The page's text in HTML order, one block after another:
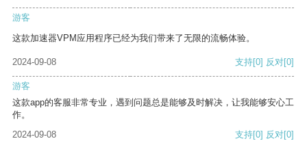
游客
这款加速器VPM应用程序已经为我们带来了无限的流畅体验。
2024-09-08 支持[0] 反对[0]
游客
这款app的客服非常专业，遇到问题总是能够及时解决，让我能够安心工
作。
2024-09-08
支持[0] 反对[0]